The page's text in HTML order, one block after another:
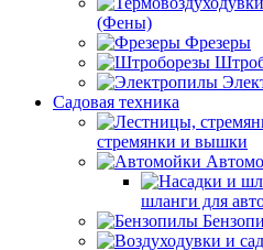
(Фены)
Фрезеры
Садовая техника
стремянки и вышки
шланги для